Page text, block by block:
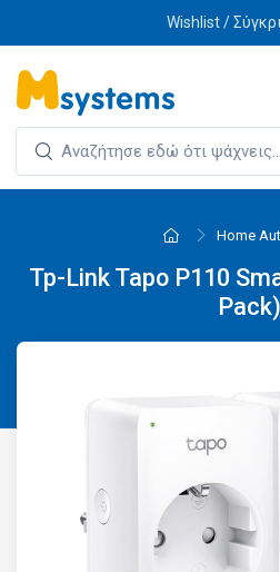
Wishlist /
Home
Tp-Link Tapo P110
Pack)